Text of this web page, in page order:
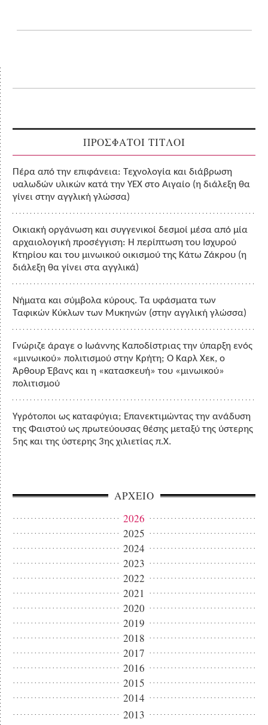
ΠΡΟΣΦΑΤΟΙ ΤΙΤΛΟΙ
Πέρα από την επιφάνεια: Τεχνολογία και διάβρωση
υαλωδών υλικών κατά την ΥΕΧ στο Αιγαίο (η διάλεξη θα
γίνει στην αγγλική γλώσσα)
Οικιακή οργάνωση και συγγενικοί δεσμοί μέσα από μία
αρχαιολογική προσέγγιση: Η περίπτωση του Ισχυρού
Κτηρίου και του μινωικού οικισμού της Κάτω Ζάκρου (η
διάλεξη θα γίνει στα αγγλικά)
Νήματα και σύμβολα κύρους. Τα υφάσματα των
Ταφικών Κύκλων των Μυκηνών (στην αγγλική γλώσσα)
Γνώριζε άραγε ο Ιωάννης Καποδίστριας την ύπαρξη ενός
«μινωικού» πολιτισμού στην Κρήτη; Ο Καρλ Χεκ, ο
Άρθουρ Έβανς και η «κατασκευή» του «μινωικού»
πολιτισμού
Υγρότοποι ως καταφύγια; Επανεκτιμώντας την ανάδυση
της Φαιστού ως πρωτεύουσας θέσης μεταξύ της ύστερης
5ης και της ύστερης 3ης χιλιετίας π.Χ.
ΑΡΧΕΙΟ
2026
2025
2024
2023
2022
2021
2020
2019
2018
2017
2016
2015
2014
2013